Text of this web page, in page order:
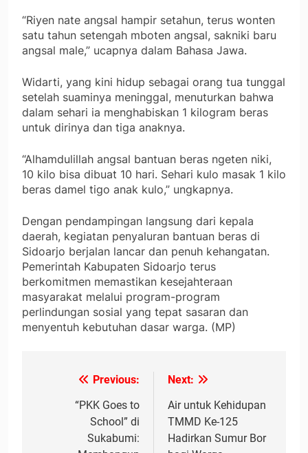
“Riyen nate angsal hampir setahun, terus wonten
satu tahun setengah mboten angsal, sakniki baru
angsal male,” ucapnya dalam Bahasa Jawa.
Widarti, yang kini hidup sebagai orang tua tunggal
setelah suaminya meninggal, menuturkan bahwa
dalam sehari ia menghabiskan 1 kilogram beras
untuk dirinya dan tiga anaknya.
“Alhamdulillah angsal bantuan beras ngeten niki,
10 kilo bisa dibuat 10 hari. Sehari kulo masak 1 kilo
beras damel tigo anak kulo,” ungkapnya.
Dengan pendampingan langsung dari kepala
daerah, kegiatan penyaluran bantuan beras di
Sidoarjo berjalan lancar dan penuh kehangatan.
Pemerintah Kabupaten Sidoarjo terus
berkomitmen memastikan kesejahteraan
masyarakat melalui program-program
perlindungan sosial yang tepat sasaran dan
menyentuh kebutuhan dasar warga. (MP)
NavigasiPrevious:
“PKK Goes to
School” di
Sukabumi:
Next:
Air untuk Kehidupan
TMMD Ke-125
Hadirkan Sumur Bor